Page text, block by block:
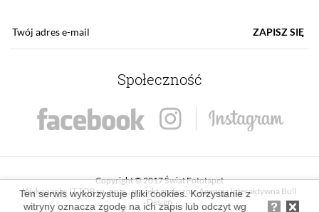
ZAPISZ SIĘ
Społeczność
Copyright © 2017 Świat Fototapet
Wykonanie: IT TOP sp. z o.o. , projekt graficzny:Agencja Interaktywna Bull
Design
Ten serwis wykorzystuje pliki cookies. Korzystanie z
witryny oznacza zgodę na ich zapis lub odczyt wg